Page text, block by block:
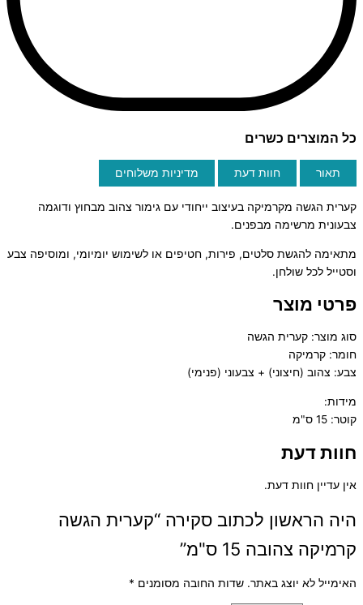
כל המוצרים כשרים
תאור חוות דעת מדיניות משלוחים
קערית הגשה מקרמיקה בעיצוב ייחודי עם גימור צהוב מבחוץ ודוגמה
צבעונית מרשימה מבפנים.
מתאימה להגשת סלטים, פירות, חטיפים או לשימוש יומיומי, ומוסיפה צבע
וסטייל לכל שולחן.
פרטי מוצר
סוג מוצר: קערית הגשה
חומר: קרמיקה
צבע: צהוב (חיצוני) + צבעוני (פנימי)
מידות:
קוטר: 15 ס"מ
חוות דעת
אין עדיין חוות דעת.
היה הראשון לכתוב סקירה “קערית הגשה
קרמיקה צהובה 15 ס"מ”
האימייל לא יוצג באתר. שדות החובה מסומנים *